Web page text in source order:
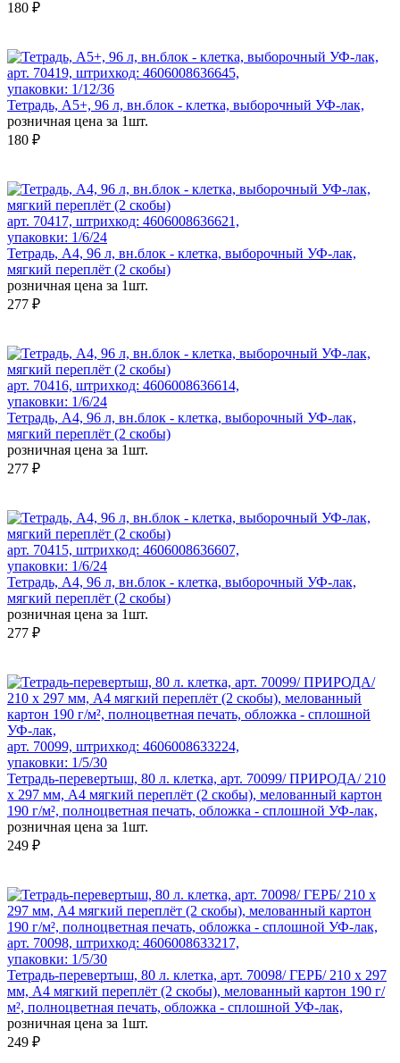
180 ₽
арт. 70419, штрихкод: 4606008636645,
упаковки: 1/12/36
Тетрадь, А5+, 96 л, вн.блок - клетка, выборочный УФ-лак,
розничная цена за 1шт.
180 ₽
арт. 70417, штрихкод: 4606008636621,
упаковки: 1/6/24
Тетрадь, А4, 96 л, вн.блок - клетка, выборочный УФ-лак,
мягкий переплёт (2 скобы)
розничная цена за 1шт.
277 ₽
арт. 70416, штрихкод: 4606008636614,
упаковки: 1/6/24
Тетрадь, А4, 96 л, вн.блок - клетка, выборочный УФ-лак,
мягкий переплёт (2 скобы)
розничная цена за 1шт.
277 ₽
арт. 70415, штрихкод: 4606008636607,
упаковки: 1/6/24
Тетрадь, А4, 96 л, вн.блок - клетка, выборочный УФ-лак,
мягкий переплёт (2 скобы)
розничная цена за 1шт.
277 ₽
арт. 70099, штрихкод: 4606008633224,
упаковки: 1/5/30
Тетрадь-перевертыш, 80 л. клетка, арт. 70099/ ПРИРОДА/ 210
х 297 мм, А4 мягкий переплёт (2 скобы), мелованный картон
190 г/м², полноцветная печать, обложка - сплошной УФ-лак,
розничная цена за 1шт.
249 ₽
арт. 70098, штрихкод: 4606008633217,
упаковки: 1/5/30
Тетрадь-перевертыш, 80 л. клетка, арт. 70098/ ГЕРБ/ 210 х 297
мм, А4 мягкий переплёт (2 скобы), мелованный картон 190 г/
м², полноцветная печать, обложка - сплошной УФ-лак,
розничная цена за 1шт.
249 ₽